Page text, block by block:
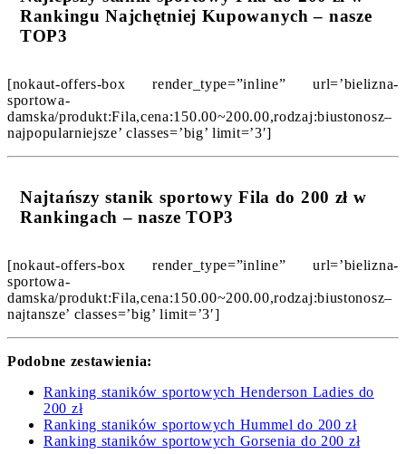
Rankingu Najchętniej Kupowanych – nasze
TOP3
[nokaut-offers-box render_type=”inline” url=’bielizna-
sportowa-
damska/produkt:Fila,cena:150.00~200.00,rodzaj:biustonosz–
najpopularniejsze’ classes=’big’ limit=’3′]
Najtańszy stanik sportowy Fila do 200 zł w
Rankingach – nasze TOP3
[nokaut-offers-box render_type=”inline” url=’bielizna-
sportowa-
damska/produkt:Fila,cena:150.00~200.00,rodzaj:biustonosz–
najtansze’ classes=’big’ limit=’3′]
Podobne zestawienia:
Ranking staników sportowych Henderson Ladies do
200 zł
Ranking staników sportowych Hummel do 200 zł
Ranking staników sportowych Gorsenia do 200 zł